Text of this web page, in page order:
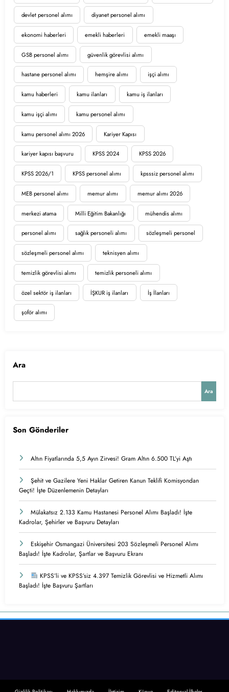
devlet personel alımı diyanet personel alımı
ekonomi haberleri emekli haberleri emekli maaşı
GSB personel alımı güvenlik görevlisi alımı
hastane personel alımı hemşire alımı işçi alımı
kamu haberleri kamu ilanları kamu iş ilanları
kamu işçi alımı kamu personel alımı
kamu personel alımı 2026 Kariyer Kapısı
kariyer kapısı başvuru KPSS 2024 KPSS 2026
KPSS 2026/1 KPSS personel alımı kpsssiz personel alımı
MEB personel alımı memur alımı memur alımı 2026
merkezi atama Milli Eğitim Bakanlığı mühendis alımı
personel alımı sağlık personeli alımı sözleşmeli personel
sözleşmeli personel alımı teknisyen alımı
temizlik görevlisi alımı temizlik personeli alımı
özel sektör iş ilanları İŞKUR iş ilanları İş İlanları
şoför alımı
Ara
Ara
Son Gönderiler
Altın Fiyatlarında 5,5 Ayın Zirvesi! Gram Altın 6.500 TL’yi Aştı
Şehit ve Gazilere Yeni Haklar Getiren Kanun Teklifi Komisyondan
Geçti! İşte Düzenlemenin Detayları
Mülakatsız 2.133 Kamu Hastanesi Personel Alımı Başladı! İşte
Kadrolar, Şehirler ve Başvuru Detayları
Eskişehir Osmangazi Üniversitesi 203 Sözleşmeli Personel Alımı
Başladı! İşte Kadrolar, Şartlar ve Başvuru Ekranı
KPSS’li ve KPSS’siz 4.397 Temizlik Görevlisi ve Hizmetli Alımı
Başladı! İşte Başvuru Şartları